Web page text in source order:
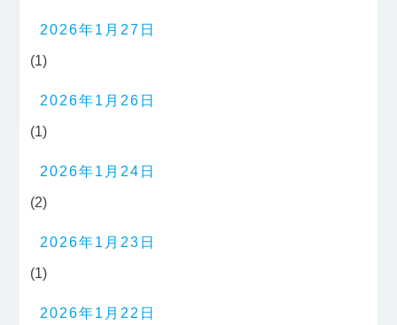
2026年1月27日
(1)
2026年1月26日
(1)
2026年1月24日
(2)
2026年1月23日
(1)
2026年1月22日